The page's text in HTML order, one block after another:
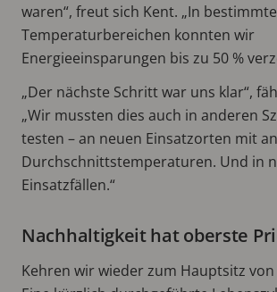
waren“, freut sich Kent. „In
Temperaturbereichen konnten wir
Energieeinsparungen bis zu 50 %
„Der nächste Schritt war uns klar“,
„Wir mussten dies auch in anderen
testen – an neuen Einsatzorten mit
Durchschnittstemperaturen. Und in
Einsatzfällen.“
Nachhaltigkeit hat oberste
Kehren wir wieder zum Hauptsitz von